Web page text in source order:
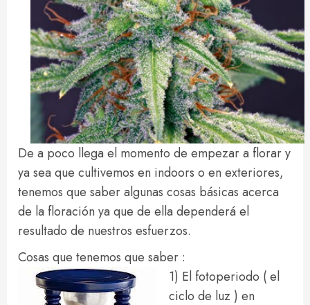
De a poco llega el momento de empezar a florar y
ya sea que cultivemos en indoors o en exteriores,
tenemos que saber algunas cosas básicas acerca
de la floración ya que de ella dependerá el
resultado de nuestros esfuerzos.
Cosas que tenemos que saber :
1) El fotoperiodo ( el
ciclo de luz ) en